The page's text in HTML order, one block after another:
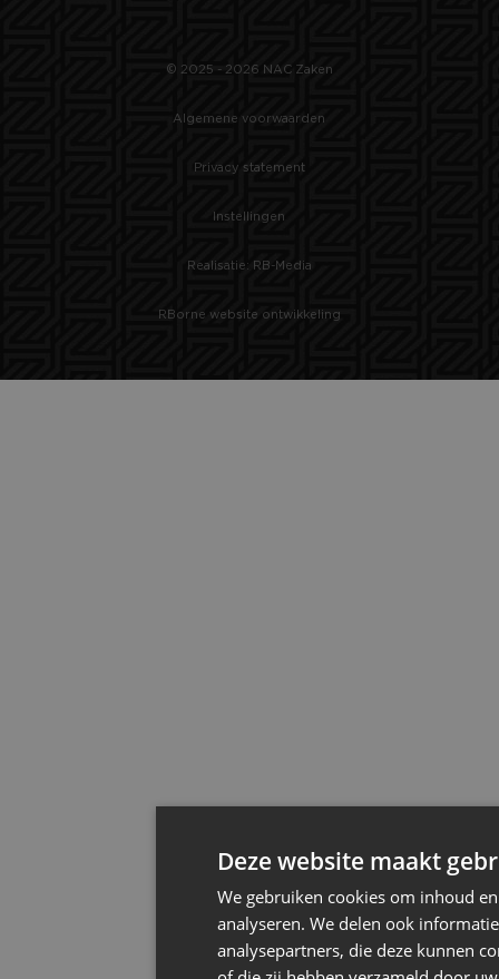
© 2025 - 2026 NAC Zaken
Algemene voorwaarden
Privacy statement
Instellingen
Realisatie: RB-Media
RBorne website ontwikkeling
Deze website maakt
We gebruiken cookies om inhoud
analyseren. We delen ook
analysepartners, die deze kunnen